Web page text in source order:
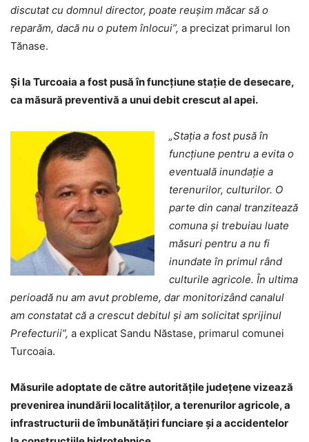
discutat cu domnul director, poate reușim măcar să o
reparăm, dacă nu o putem înlocui”, a precizat primarul Ion
Tănase.
Și la Turcoaia a fost pusă în funcțiune stație de desecare,
ca măsură preventivă a unui debit crescut al apei.
„Stația a fost pusă în
funcțiune pentru a evita o
eventuală inundație a
terenurilor, culturilor. O
parte din canal tranzitează
comuna și trebuiau luate
măsuri pentru a nu fi
inundate în primul rând
culturile agricole. În ultima
perioadă nu am avut probleme, dar monitorizând canalul
am constatat că a crescut debitul și am solicitat sprijinul
Prefecturii”, a explicat Sandu Năstase, primarul comunei
Turcoaia.
Măsurile adoptate de către autoritățile județene vizează
prevenirea inundării localităților, a terenurilor agricole, a
infrastructurii de îmbunătățiri funciare și a accidentelor